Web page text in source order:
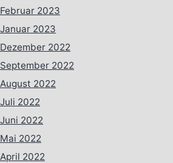
Februar 2023
Januar 2023
Dezember 2022
September 2022
August 2022
Juli 2022
Juni 2022
Mai 2022
April 2022